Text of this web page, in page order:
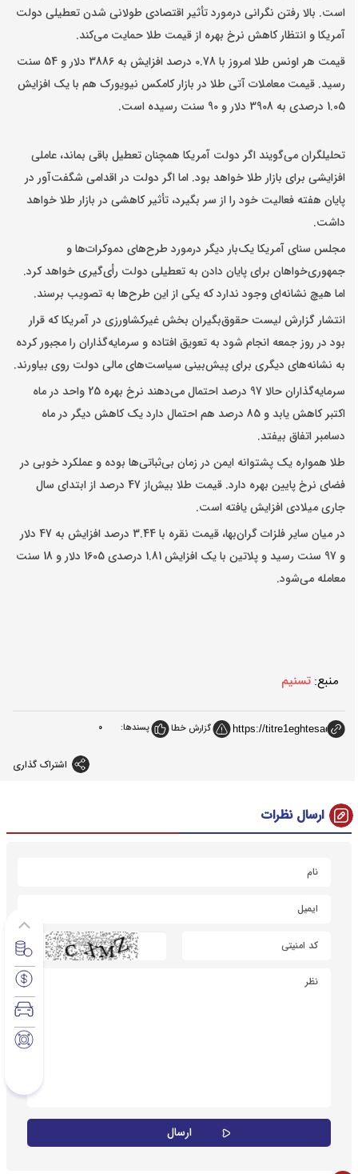
است. بالا رفتن نگرانی درمورد تأثیر اقتصادی طولانی شدن تعطیلی دولت
آمریکا و انتظار کاهش نرخ بهره از قیمت طلاحمایت می‌کند.
قیمت هر اونس طلا
امروز با 0.78 درصد افزایش به 3886 دلار و 54 سنت
رسید. قیمت معاملات آتی طلا در بازار کامکس نیویورک هم با یک افزایش
1.05 درصدی به 3908 دلار و 90 سنت رسیده است.
تحلیلگران می‌گویند اگر دولت آمریکا همچنان تعطیل باقی بماند، عاملی
افزایشی برای بازار طلا خواهد بود. اما اگر دولت در اقدامی شگفت‌آور در
پایان هفته فعالیت خود را از سر بگیرد، تأثیر کاهشی در بازار طلا خواهد
داشت.
مجلس سنای آمریکا یک‌بار دیگر درمورد طرح‌های دموکرات‌ها و
جمهوری‌خواهان برای پایان دادن به تعطیلی دولت رأی‌گیری خواهد کرد.
اما هیچ نشانه‌ای وجود ندارد که یکی از این طرح‌ها به تصویب برسند.
انتشار گزارش لیست حقوق‌بگیران بخش غیرکشاورزی در آمریکا که قرار
بود در روز جمعه انجام شود به تعویق افتاده و سرمایه‌گذاران را مجبور کرده
به نشانه‌های دیگری برای پیش‌بینی سیاست‌های مالی دولت روی بیاورند.
سرمایه‌گذاران حالا 97 درصد احتمال می‌دهند نرخ بهره 25 واحد در ماه
اکتبر کاهش یابد و 85 درصد هم احتمال دارد یک کاهش دیگر در ماه
دسامبر اتفاق بیفتد.
طلا همواره یک پشتوانه ایمن در زمان بی‌ثباتی‌ها بوده و عملکرد خوبی در
فضای نرخ پایین بهره دارد. قیمت طلا
بیش‌از 47 درصد از ابتدای سال
جاری میلادی افزایش یافته است.
در میان سایر فلزات گران‌بها، قیمت نقره با 3.44 درصد افزایش به 47 دلار
و 97 سنت رسید و پلاتین با یک افزایش 1.81 درصدی 1605 دلار و 18 سنت
معامله می‌شود.
منبع: تسنیم
گزارش خطا پسندها: 0
اشتراک گذاری
ارسال نظرات